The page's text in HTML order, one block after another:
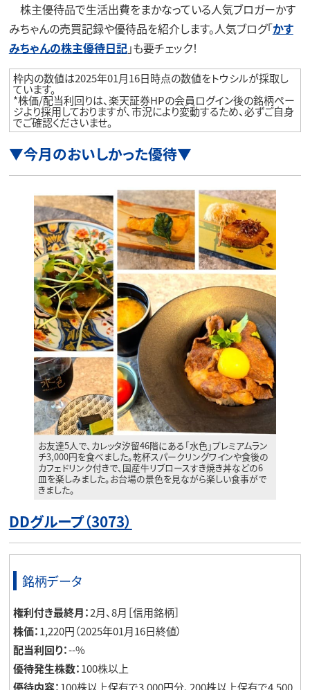
株主優待品で生活出費をまかなっている人気ブロガーかす
みちゃんの売買記録や優待品を紹介します。人気ブログ「かす
みちゃんの株主優待日記」も要チェック！
枠内の数値は2025年01月16日時点の数値をトウシルが採取し
ています。
*株価/配当利回りは、楽天証券HPの会員ログイン後の銘柄ペー
ジより採用しておりますが、市況により変動するため、必ずご自身
でご確認くださいませ。
▼今月のおいしかった優待▼
お友達5人で、カレッタ汐留46階にある「水色」プレミアムラン
チ3,000円を食べました。乾杯スパークリングワインや食後の
カフェドリンク付きで、国産牛リブロースすき焼き丼などの6
皿を楽しみました。お台場の景色を見ながら楽しい食事がで
きました。
DDグループ（3073）
銘柄データ
権利付き最終月：2月、8月［信用銘柄］
株価：1,220円（2025年01月16日終値）
配当利回り：--%
優待発生株数：100株以上
優待内容：100株以上保有で3,000円分、200株以上保有で4,500